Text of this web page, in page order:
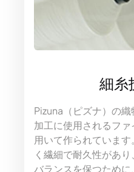
細糸
Pizuna（ピズナ）の
加工に使用されるフ
用いて作られていま
く繊細で耐久性があ
バランスを保つため